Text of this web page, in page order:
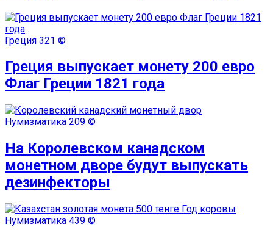
Греция 321 ©
Греция выпускает монету 200 евро
Флаг Греции 1821 года
Нумизматика 209 ©
На Королевском канадском
монетном дворе будут выпускать
дезинфекторы
Нумизматика 439 ©